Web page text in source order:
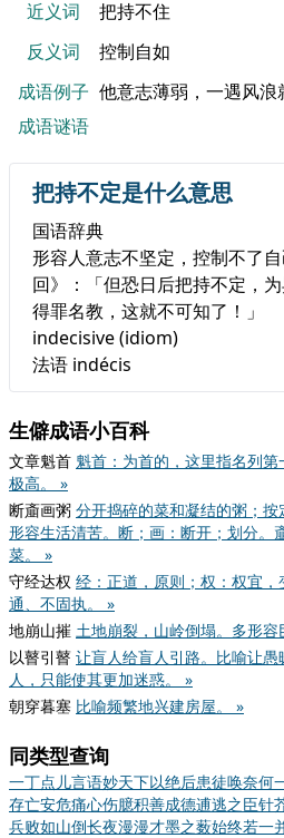
近义词
把持不住
反义词
控制自如
成语例子 他意志薄弱，一遇风浪
成语谜语
把持不定是什么意思
国语辞典
形容人意志不坚定，控制不了
回》：「但恐日后把持不定，
得罪名教，这就不可知了！」
indecisive (idiom)​
法语 indécis
生僻成语小百科
文章魁首 魁首：为首的，这里指名列
极高。 »
断齑画粥 分开捣碎的菜和凝结的粥；按
形容生活清苦。断；画：断开；划分。
菜。 »
守经达权 经：正道，原则；权：权宜
通、不固执。 »
地崩山摧 土地崩裂，山岭倒塌。多形容
以瞽引瞽 让盲人给盲人引路。比喻让
人，只能使其更加迷惑。 »
朝穿暮塞 比喻频繁地兴建房屋。 »
同类型查询
一丁点儿言语妙天下以绝后患徒唤奈何
存亡安危痛心伤臆积善成德逋逃之臣针
兵败如山倒长夜漫漫才墨之薮始终若一